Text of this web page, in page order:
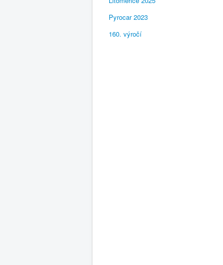
Pyrocar 2023
160. výročí